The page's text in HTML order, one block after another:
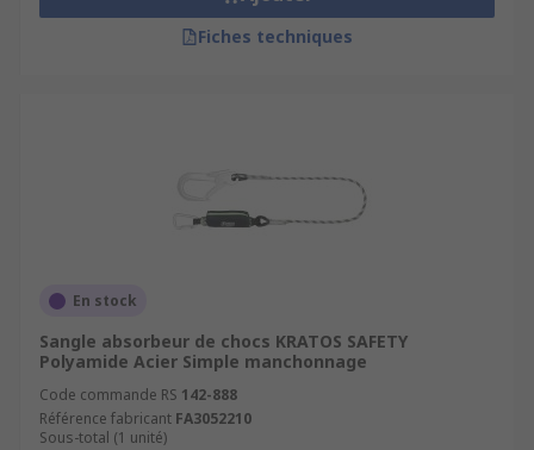
Fiches techniques
En stock
Sangle absorbeur de chocs KRATOS SAFETY
Polyamide Acier Simple manchonnage
Code commande RS 142-888
Référence fabricant FA3052210
Sous-total (1 unité)